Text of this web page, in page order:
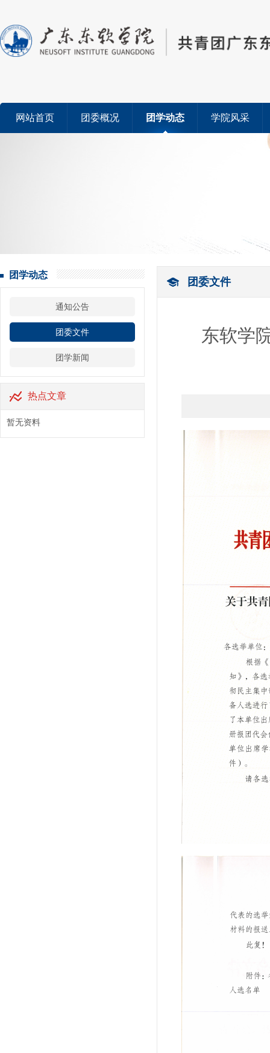
网站首页 团委概况 团学动态 学院风采
团学动态
通知公告
团委文件
团学新闻
热点文章
暂无资料
团委文件
东软学